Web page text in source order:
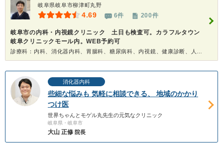
岐阜県岐阜市柳津町丸野
4.69 6件 200件
岐阜市の内科・内視鏡クリニック 土日も検査可。カラフルタウン
岐阜クリニックモール内。WEB予約可
消化器内科
些細な悩みも 気軽に相談できる、 地域のかかり
つけ医
世界ちゃんとモゲル丸先生の元気なクリニック
岐阜県・岐阜市
大山 正修 院長